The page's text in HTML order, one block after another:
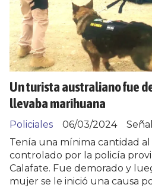
Un turista australiano fue
llevaba marihuana
Policiales
06/03/2024
Tenía una mínima cantidad
controlado por la policía
Calafate. Fue demorado y
mujer se le inició una causa